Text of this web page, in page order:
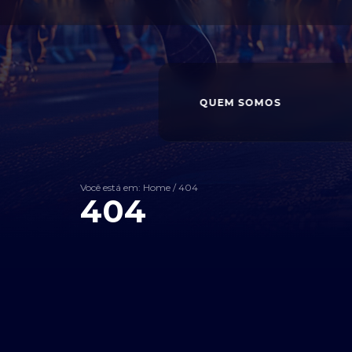
QUEM SOMOS
Você está em: Home / 404
404